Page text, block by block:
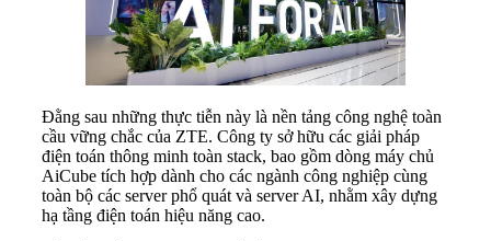
Đằng sau những thực tiễn này là nền tảng công nghệ toàn
cầu vững chắc của ZTE. Công ty sở hữu các giải pháp
điện toán thông minh toàn stack, bao gồm dòng máy chủ
AiCube tích hợp dành cho các ngành công nghiệp cùng
toàn bộ các server phổ quát và server AI, nhằm xây dựng
hạ tầng điện toán hiệu năng cao.